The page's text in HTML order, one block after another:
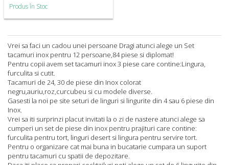
Produs în Stoc
Vrei sa faci un cadou unei persoane Dragi atunci alege un Set
tacamuri inox pentru 12 persoane,84 piese si diplomat!
Pentru copii avem set tacamuri inox 3 piese care contine:Lingura,
furculita si cutit.
Tacamuri de 24, 30 de piese din Inox colorat
negru,auriu,roz,curcubeu si cu modele diverse.
Gasesti la noi pe site seturi de linguri si lingurite din 4 sau 6 piese din
Inox.
Vrei sa iti surprinzi placut invitati la o zi de nastere atunci alege sa
cumperi un set de piese din inox pentru prajituri care contine:
furculita pentru tort, linguri desert si lingura pentru servire tort.
Pentru o organizare cat mai buna in bucatarie cumpara un suport
pentru tacamuri cu spatii de depozitare.